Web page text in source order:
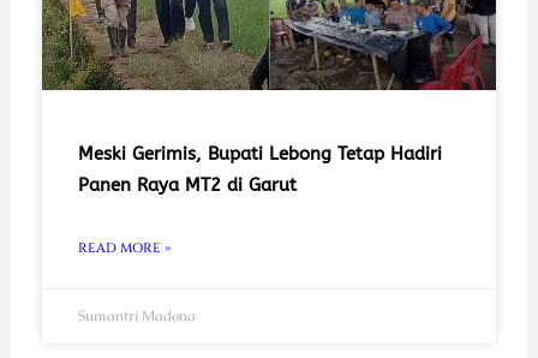
Meski Gerimis, Bupati Lebong Tetap Hadiri
Panen Raya MT2 di Garut
READ MORE »
Sumantri Madona